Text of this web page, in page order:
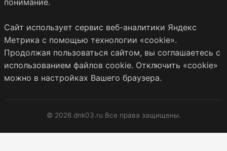
понимание.
Сайт использует сервис веб-аналитики Яндекс
Метрика с помощью технологии «cookie».
Продолжая пользоваться сайтом, вы соглашаетесь с
использованием файлов cookie. Отключить «cookie»
можно в настройках Вашего браузера.
© 2026 dnk03.ru Все права защищены.